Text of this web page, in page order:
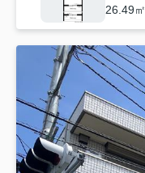
26.49㎡